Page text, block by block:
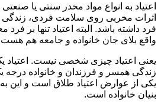
اعتیاد به انواع مواد مخدر سنتی یا
اثرات مخربی روی سلامت فردی،
فرد داشته باشد. البته اعتیاد تنها بر فرد
واقع بلای جان خانواده و جامعه هم
یعنی اعتیاد چیزی شخصی نیست. اعتیاد
زندگی همسر و فرزندان و خانواده درجه
یکی از عوارض اعتیاد طلاق است و این
بنیان خانواده است.